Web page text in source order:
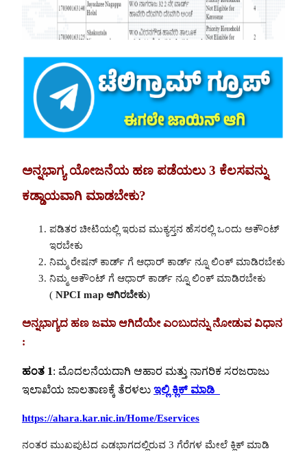
ಅನ್ನಭಾಗ್ಯ ಯೋಜನೆಯ ಹಣ ಪಡೆಯಲು 3 ಕೆಲಸವನ್ನು
ಕಡ್ಡಾಯವಾಗಿ ಮಾಡಬೇಕು?
ಪಡಿತರ ಚೀಟಿಯಲ್ಲಿ ಇರುವ ಮುಕ್ಯಸ್ತನ ಹೆಸರಲ್ಲಿ ಒಂದು ಅಕೌಂಟ್
ಇರಬೇಕು
ನಿಮ್ಮ ರೇಷನ್ ಕಾರ್ಡ್ ಗೆ ಆಧಾರ್ ಕಾರ್ಡ್ ನ್ನೂ ಲಿಂಕ್ ಮಾಡಿರಬೇಕು
ನಿಮ್ಮ ಅಕೌಂಟ್ ಗೆ ಆಧಾರ್ ಕಾರ್ಡ್ ನ್ನೂ ಲಿಂಕ್ ಮಾಡಿರಬೇಕು
( NPCI map ಆಗಿರಬೇಕು)
ಅನ್ನಭಾಗ್ಯದ ಹಣ ಜಮಾ ಆಗಿದೆಯೇ ಎಂಬುದನ್ನು ನೋಡುವ ವಿಧಾನ
:
ಹಂತ 1: ಮೊದಲನೆಯದಾಗಿ ಆಹಾರ ಮತ್ತು ನಾಗರಿಕ ಸರಜರಾಜು
ಇಲಾಖೆಯ ಜಾಲತಾಣಕ್ಕೆ ತೆರಳಲು ಇಲ್ಲಿ ಕ್ಲಿಕ್ ಮಾಡಿ
https://ahara.kar.nic.in/Home/Eservices
ನಂತರ ಮುಖಪುಟದ ಎಡಭಾಗದಲ್ಲಿರುವ 3 ಗೆರೆಗಳ ಮೇಲೆ ಕ್ಲಿಕ್ ಮಾಡಿ